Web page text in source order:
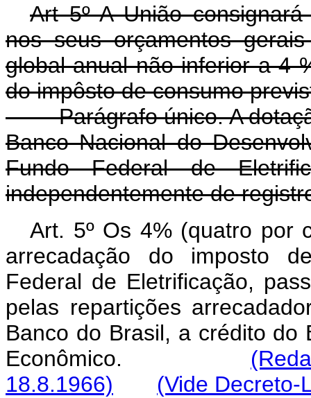
Art 5º A União
nos seus orçamentos
global anual não inferior a 4
do impôsto de consumo
Parágrafo único. A
Banco Nacional do
Fundo Federal de
independentemente de
Art. 5º Os 4% (quatro por
arrecadação do imposto
Federal de Eletrificação,
pelas repartições
Banco do Brasil, a crédito do
Econômico.
18.8.1966)
(Vide Decreto-